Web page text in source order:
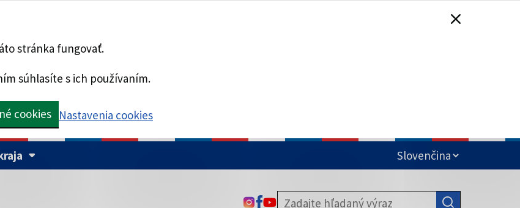
stránka fungovať.
súhlasíte s ich používaním.
cookies Nastavenia cookies
Táto stránka je zabezpečená
ODKAZ SA OTVORÍ NA NOVEJ KARTE
ODKAZ SA OTVORÍ NA NOVEJ KARTE
ODKAZ SA OTVORÍ NA NOVEJ KARTE